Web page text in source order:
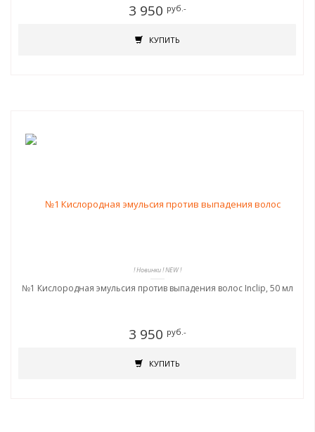
3 950 руб.-
КУПИТЬ
! Новинки ! NEW !
№1 Кислородная эмульсия против выпадения волос Inclip, 50 мл
3 950 руб.-
КУПИТЬ